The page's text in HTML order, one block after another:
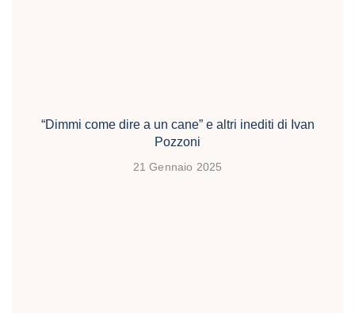
“Dimmi come dire a un cane” e altri inediti di Ivan
Pozzoni
21 Gennaio 2025